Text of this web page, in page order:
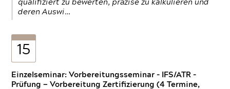
qualifiziert zu bewerten, präzise zu kalkulieren und
deren Auswi…
15
Einzelseminar: Vorbereitungsseminar - IFS/ATR -
Prüfung — Vorbereitung Zertifizierung (4 Termine,